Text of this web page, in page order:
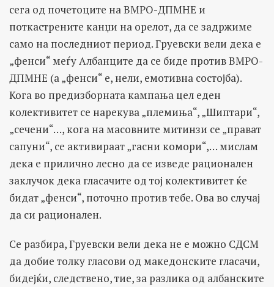
сега од почетоците на ВМРО-ДПМНЕ и
поткастрените канџи на орелот, да се задржиме
само на последниот период. Груевски вели дека е
„фенси“ меѓу Албанците да се биде против ВМРО-
ДПМНЕ (а „фенси“ е, нели, емотивна состојба).
Кога во предизборната кампања цел еден
колективитет се нарекува „племиња“, „Шиптари“,
„сечени“…, кога на масовните митинзи се „прават
сапуни“, се активираат „гасни комори“,… мислам
дека е прилично лесно да се изведе рационален
заклучок дека гласачите од тој колективитет ќе
бидат „фенси“, поточно против тебе. Ова во случај
да си рационален.
Се разбира, Груевски вели дека не е можно СДСМ
да добие толку гласови од македонските гласачи,
бидејќи, следствено, тие, за разлика од албанските